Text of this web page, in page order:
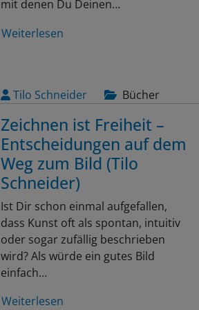
mit denen Du Deinen…
Weiterlesen
Tilo Schneider Bücher
Zeichnen ist Freiheit –
Entscheidungen auf dem
Weg zum Bild (Tilo
Schneider)
Ist Dir schon einmal aufgefallen,
dass Kunst oft als spontan, intuitiv
oder sogar zufällig beschrieben
wird? Als würde ein gutes Bild
einfach…
Weiterlesen